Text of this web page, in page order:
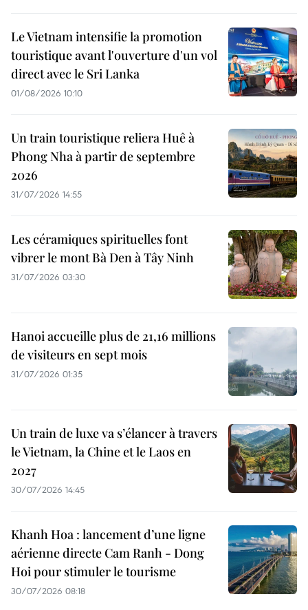
Le Vietnam intensifie la promotion
touristique avant l'ouverture d'un vol
direct avec le Sri Lanka
01/08/2026 10:10
Un train touristique reliera Huê à
Phong Nha à partir de septembre
2026
31/07/2026 14:55
Les céramiques spirituelles font
vibrer le mont Bà Den à Tây Ninh
31/07/2026 03:30
Hanoi accueille plus de 21,16 millions
de visiteurs en sept mois ​
31/07/2026 01:35
Un train de luxe va s’élancer à travers
le Vietnam, la Chine et le Laos en
2027
30/07/2026 14:45
Khanh Hoa : lancement d’une ligne
aérienne directe Cam Ranh - Dong
Hoi pour stimuler le tourisme
30/07/2026 08:18